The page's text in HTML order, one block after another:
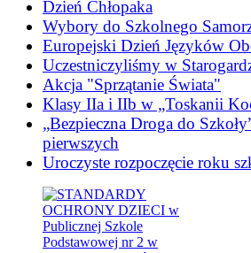
Dzień Chłopaka
Wybory do Szkolnego
Europejski Dzień Języków
Uczestniczyliśmy w
Akcja "Sprzątanie Świata"
Klasy IIa i IIb w „Toskanii
„Bezpieczna Droga do
pierwszych
Uroczyste rozpoczęcie roku